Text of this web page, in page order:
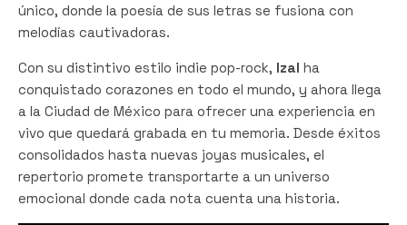
único, donde la poesía de sus letras se fusiona con
melodías cautivadoras.
Con su distintivo estilo indie pop-rock, Izal ha
conquistado corazones en todo el mundo, y ahora llega
a la Ciudad de México para ofrecer una experiencia en
vivo que quedará grabada en tu memoria. Desde éxitos
consolidados hasta nuevas joyas musicales, el
repertorio promete transportarte a un universo
emocional donde cada nota cuenta una historia.